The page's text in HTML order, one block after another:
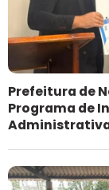
Prefeitura de
Programa de